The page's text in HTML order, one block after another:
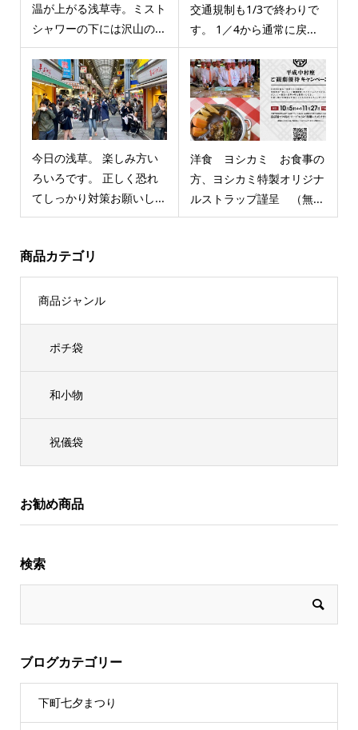
温が上がる浅草寺。ミスト
シャワーの下には沢山の...
交通規制も1/3で終わりで
す。 1／4から通常に戻...
今日の浅草。 楽しみ方い
ろいろです。 正しく恐れ
てしっかり対策お願いし...
洋食 ヨシカミ お食事の
方、ヨシカミ特製オリジナ
ルストラップ謹呈 （無...
商品カテゴリ
商品ジャンル
ポチ袋
和小物
祝儀袋
お勧め商品
検索
ブログカテゴリー
下町七夕まつり